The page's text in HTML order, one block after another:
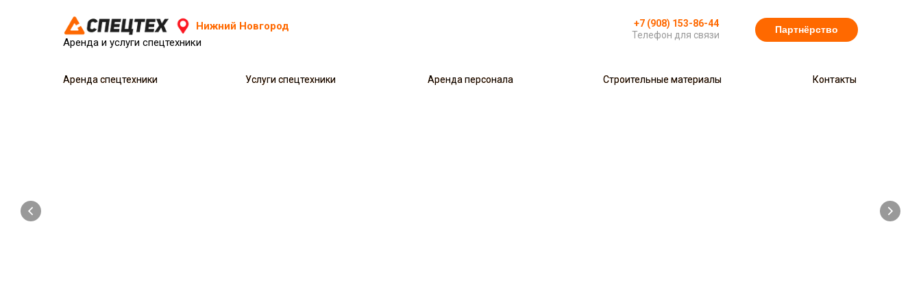
Партнёрство
Аренда и услуги спецтехники
Нижний Новгород
+7 (908) 153-86-44
Телефон для связи
Контакты
Контакты
Строительные материалы
Строительные материалы
Аренда персонала
Аренда персонала
Услуги спецтехники
Услуги спецтехники
Аренда спецтехники
Аренда спецтехники